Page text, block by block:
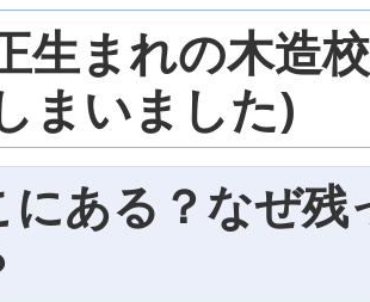
生まれの木造
まいました)
にある？なぜ